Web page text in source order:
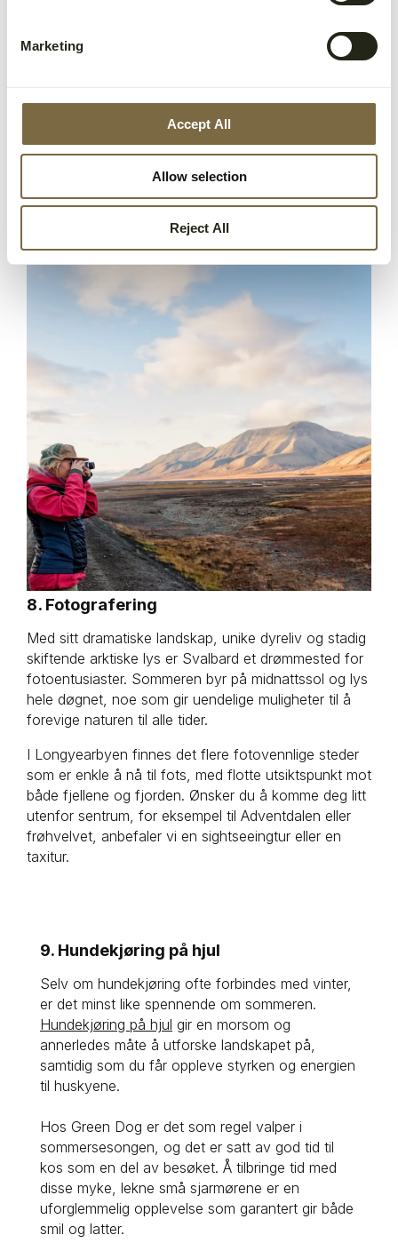
Marketing
Accept All
Allow selection
Reject All
kafeer, barer og puber.
Restaurant og Restaurant Nansen byr på
raffinert internasjonal og nordisk mat med utsikt
over Longyearbyen og Hiorthfjellet. Kort sagt:
8. Fotografering
Med sitt dramatiske landskap, unike dyreliv og stadig
skiftende arktiske lys er Svalbard et drømmested for
fotoentusiaster. Sommeren byr på midnattssol og lys
hele døgnet, noe som gir uendelige muligheter til å
forevige naturen til alle tider.
I Longyearbyen finnes det flere fotovennlige steder
som er enkle å nå til fots, med flotte utsiktspunkt mot
både fjellene og fjorden. Ønsker du å komme deg litt
utenfor sentrum, for eksempel til Adventdalen eller
frøhvelvet, anbefaler vi en sightseeingtur eller en
taxitur.
9. Hundekjøring på hjul
Selv om hundekjøring ofte forbindes med vinter,
Hundekjøring på hjul gir en morsom og
annerledes måte å utforske landskapet på,
samtidig som du får oppleve styrken og energien
til huskyene.
Hos Green Dog er det som regel valper i
sommersesongen, og det er satt av god tid til
kos som en del av besøket. Å tilbringe tid med
disse myke, lekne små sjarmørene er en
uforglemmelig opplevelse som garantert gir både
smil og latter.